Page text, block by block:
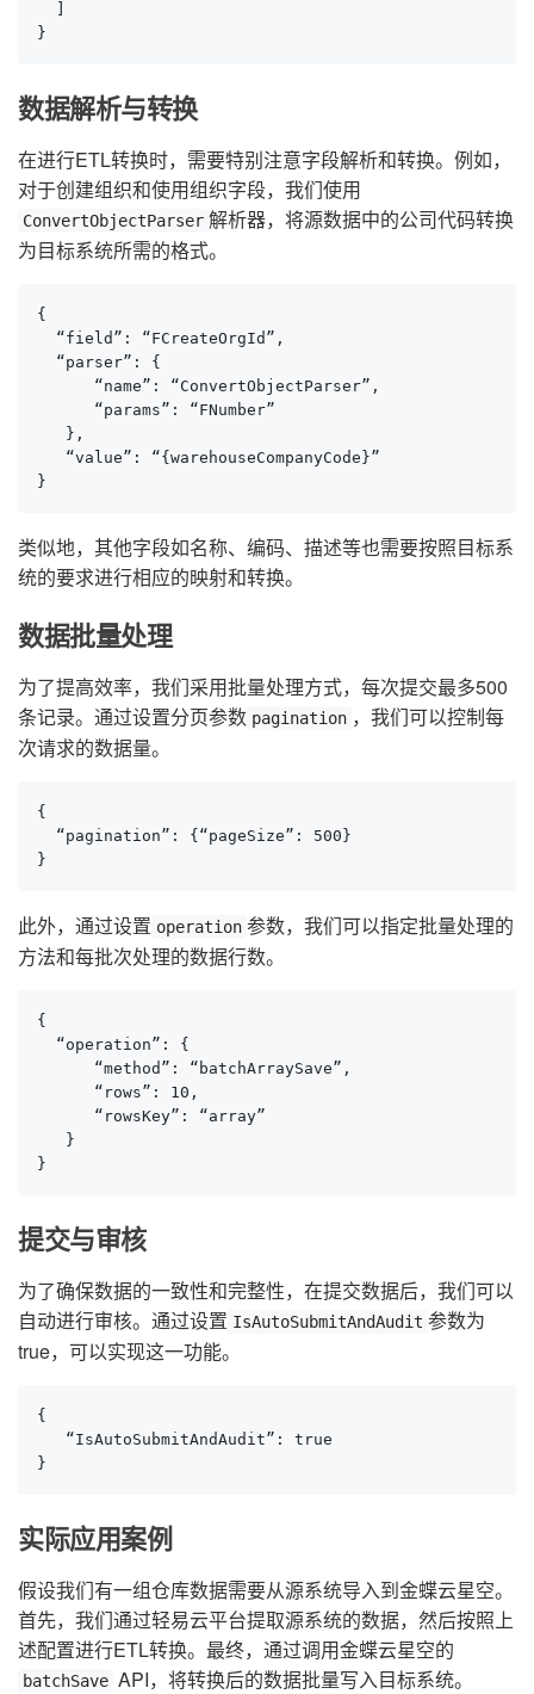
  ]
}
数据解析与转换
在进行ETL转换时，需要特别注意字段解析和转换。例如，
对于创建组织和使用组织字段，我们使用
ConvertObjectParser 解析器，将源数据中的公司代码转换
为目标系统所需的格式。
{
  “field”: “FCreateOrgId”,
  “parser”: {
      “name”: “ConvertObjectParser”,
      “params”: “FNumber”
   },
   “value”: “{warehouseCompanyCode}”
}
类似地，其他字段如名称、编码、描述等也需要按照目标系
统的要求进行相应的映射和转换。
数据批量处理
为了提高效率，我们采用批量处理方式，每次提交最多500
条记录。通过设置分页参数 pagination ，我们可以控制每
次请求的数据量。
{
  “pagination”: {“pageSize”: 500}
}
此外，通过设置 operation 参数，我们可以指定批量处理的
方法和每批次处理的数据行数。
{
  “operation”: {
      “method”: “batchArraySave”,
      “rows”: 10,
      “rowsKey”: “array”
   }
}
提交与审核
为了确保数据的一致性和完整性，在提交数据后，我们可以
自动进行审核。通过设置 IsAutoSubmitAndAudit 参数为
true，可以实现这一功能。
{
   “IsAutoSubmitAndAudit”: true
}
实际应用案例
假设我们有一组仓库数据需要从源系统导入到金蝶云星空。
首先，我们通过轻易云平台提取源系统的数据，然后按照上
述配置进行ETL转换。最终，通过调用金蝶云星空的
batchSave API，将转换后的数据批量写入目标系统。